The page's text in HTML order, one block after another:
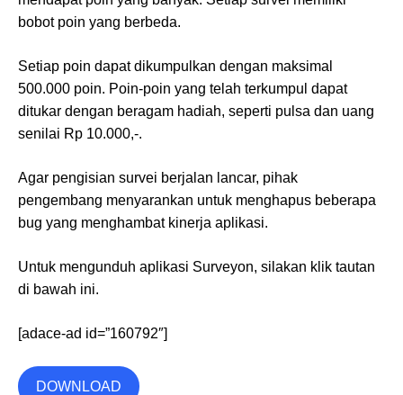
bobot poin yang berbeda.
Setiap poin dapat dikumpulkan dengan maksimal
500.000 poin. Poin-poin yang telah terkumpul dapat
ditukar dengan beragam hadiah, seperti pulsa dan uang
senilai Rp 10.000,-.
Agar pengisian survei berjalan lancar, pihak
pengembang menyarankan untuk menghapus beberapa
bug yang menghambat kinerja aplikasi.
Untuk mengunduh aplikasi Surveyon, silakan klik tautan
di bawah ini.
[adace-ad id=”160792″]
DOWNLOAD